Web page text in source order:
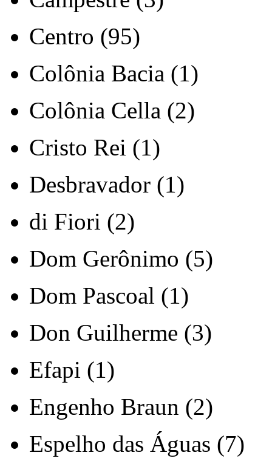
Centro (95)
Colônia Bacia (1)
Colônia Cella (2)
Cristo Rei (1)
Desbravador (1)
di Fiori (2)
Dom Gerônimo (5)
Dom Pascoal (1)
Don Guilherme (3)
Efapi (1)
Engenho Braun (2)
Espelho das Águas (7)